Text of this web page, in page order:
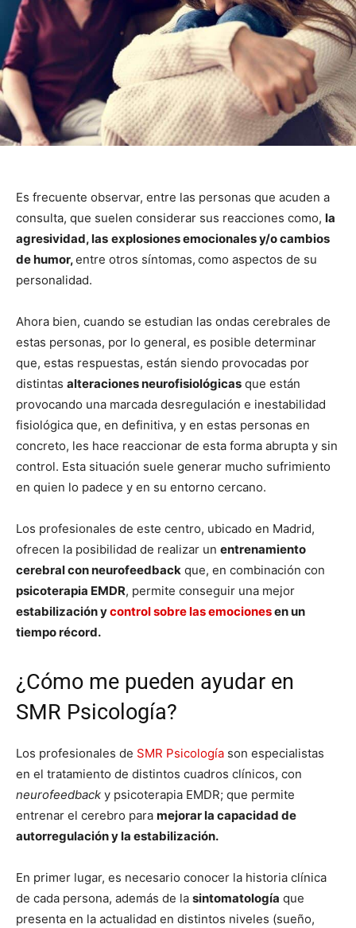
Es frecuente observar, entre las personas que acuden a
consulta, que suelen considerar sus reacciones como, la
agresividad, las explosiones emocionales y/o cambios
de humor,entre otros síntomas, como aspectos de su
personalidad.
Ahora bien, cuando se estudian las ondas cerebrales de
estas personas, por lo general, es posible determinar
que, estas respuestas, están siendo provocadas por
distintas alteraciones neurofisiológicas que están
provocando una marcada desregulación e inestabilidad
fisiológica que, en definitiva, y en estas personas en
concreto, les hace reaccionar de esta forma abrupta y sin
control. Esta situación suele generar mucho sufrimiento
en quien lo padece y en su entorno cercano.
Los profesionales de este centro, ubicado en Madrid,
ofrecen la posibilidad de realizar un entrenamiento
cerebral con neurofeedback que, en combinación con
psicoterapia EMDR, permite conseguir una mejor
estabilización ycontrol sobre las emocionesen un
tiempo récord.
¿Cómo me pueden ayudar en
SMR Psicología?
Los profesionales de SMR Psicología son especialistas
en el tratamiento de distintos cuadros clínicos, con
neurofeedback y psicoterapia EMDR; que permite
entrenar el cerebro para mejorar la capacidad de
autorregulación y la estabilización.
En primer lugar, es necesario conocer la historia clínica
de cada persona, además de la sintomatología que
presenta en la actualidad en distintos niveles (sueño,